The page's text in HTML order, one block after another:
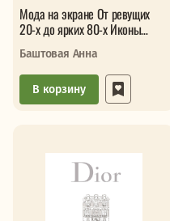
Мода на экране От ревущих
20-х до ярких 80-х Иконы
стиля
Баштовая Анна
В корзину